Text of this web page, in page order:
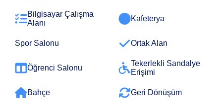
Bilgisayar Çalışma
Alanı
Kafeterya
Spor Salonu Ortak Alan
Öğrenci Salonu
Tekerlekli Sandalye
Erişimi
Bahçe Geri Dönüşüm